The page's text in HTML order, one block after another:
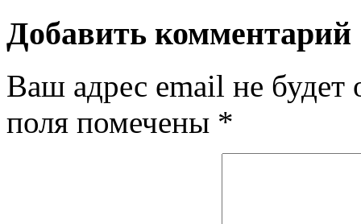
Добавить комментарий
Ваш адрес email не будет
поля помечены *